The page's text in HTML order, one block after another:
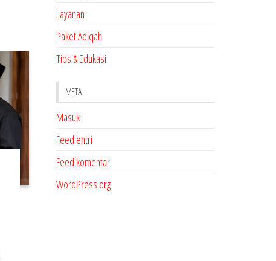
Layanan
Paket Aqiqah
Tips & Edukasi
META
Masuk
Feed entri
Feed komentar
WordPress.org